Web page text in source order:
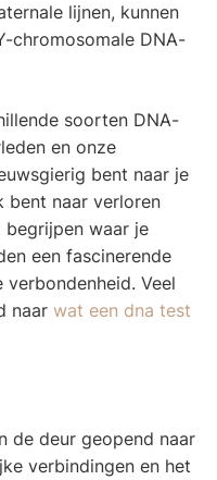
lijnen, kunnen
chromosomale DNA-
soorten DNA-
en onze
bent naar je
bent naar verloren
waar je
een fascinerende
Veel
naar wat een dna test
de deur geopend naar
verbindingen en het